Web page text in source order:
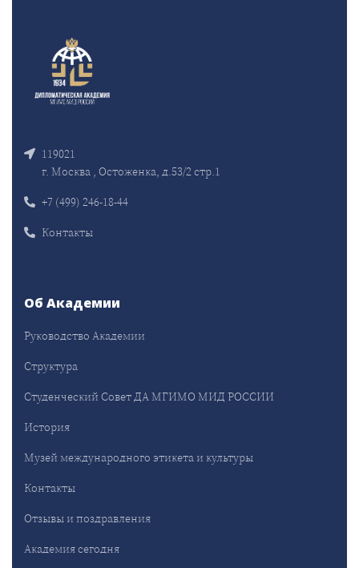
119021
г. Москва , Остоженка, д.53/2 стр.1
+7 (499) 246-18-44
Контакты
Об Академии
Руководство Академии
Структура
Студенческий Совет ДА МГИМО МИД РОССИИ
История
Музей международного этикета и культуры
Контакты
Отзывы и поздравления
Академия сегодня